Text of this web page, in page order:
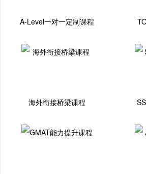
A-Level一对一定制课程
海外衔接桥梁课程